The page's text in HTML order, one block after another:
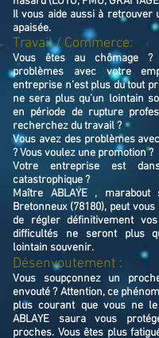
Il vous aide aussi à retrouver
apaisée.
Travail / Commerce:
Vous êtes au chômage ?
problèmes avec votre
entreprise n’est plus du tout
ne sera plus qu’un lointain
en période de rupture
recherchez du travail ?
Vous avez des problèmes
? Vous voulez une promotion ?
Votre entreprise est
catastrophique ?
Maître ABLAYE , marabout
Bretonneux (78180), peut
de régler définitivement
difficultés ne seront plus
lointain souvenir.
Désenvoutement :
Vous soupçonnez un
envouté ? Attention, ce
plus courant que vous ne
ABLAYE saura vous
proches. Vous êtes plus